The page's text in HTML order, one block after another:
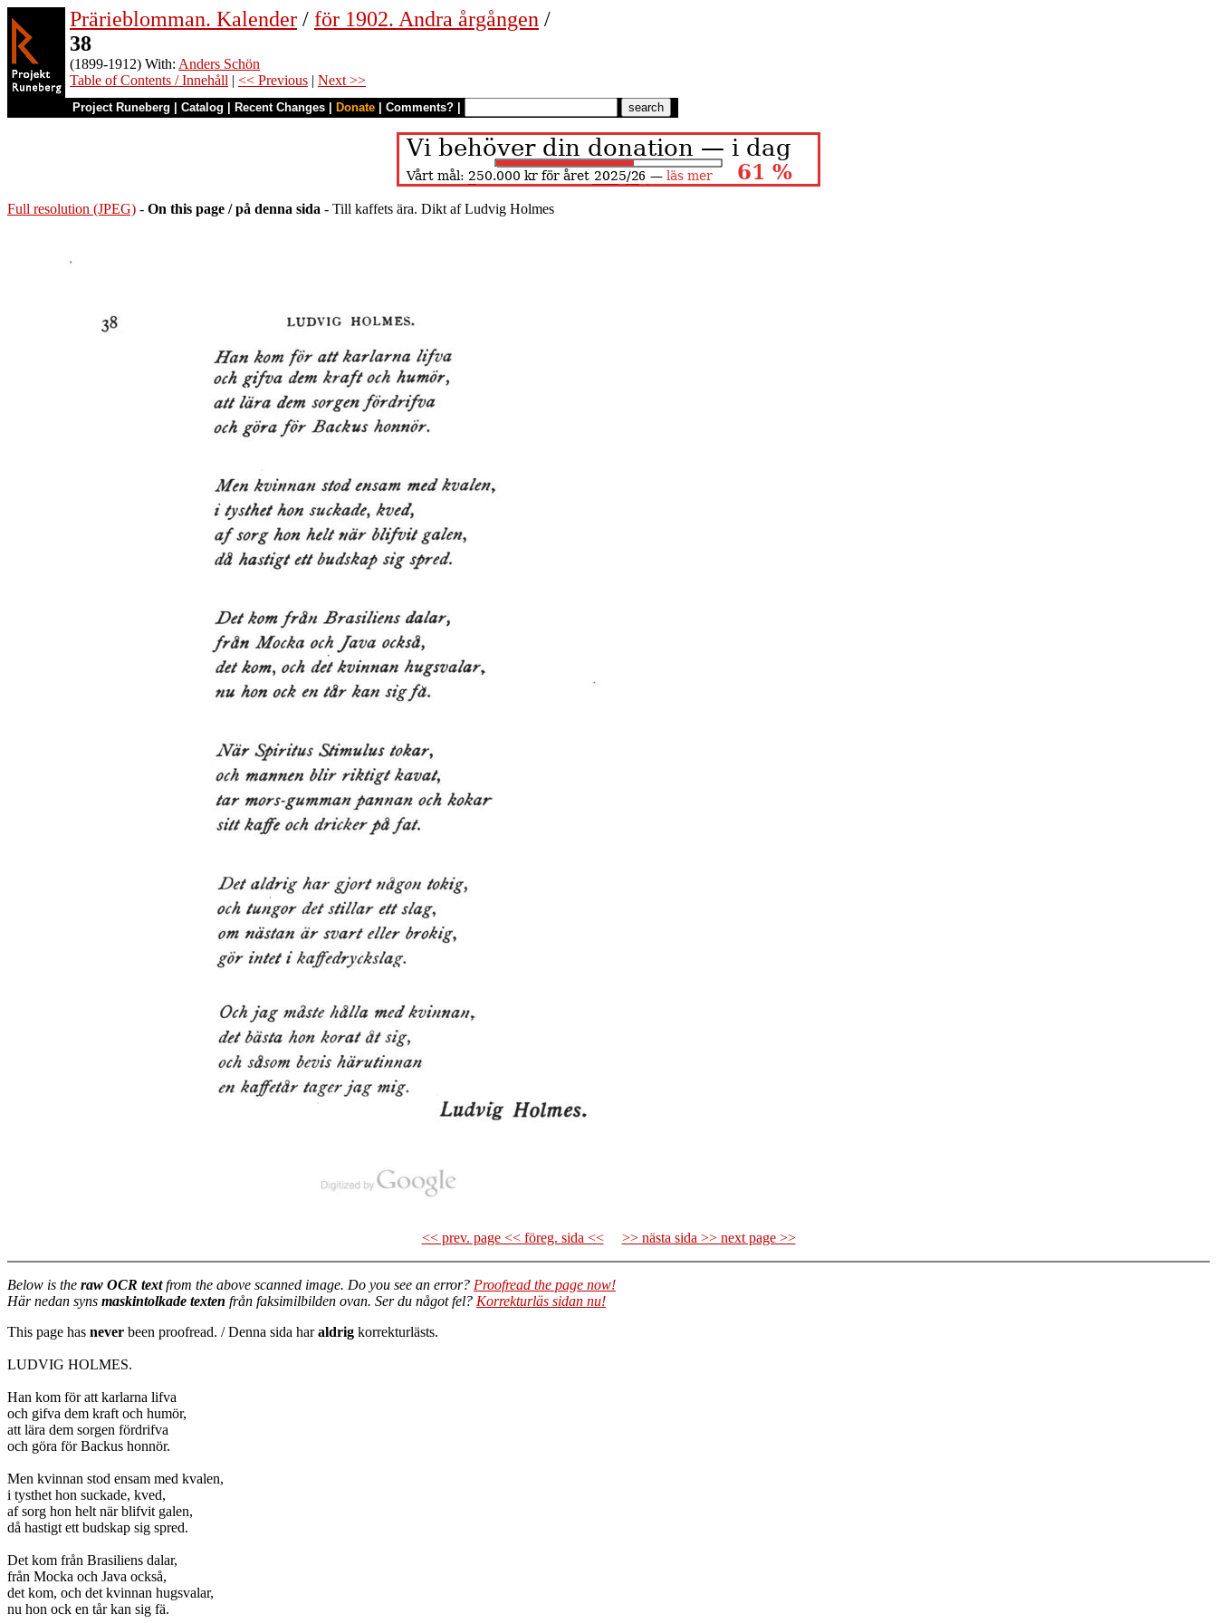
Prärieblomman. Kalender / för 1902. Andra årgången /
38
(1899-1912) With: Anders Schön
Table of Contents / Innehåll | << Previous | Next >>
Project Runeberg Catalog Recent Changes Donate Comments?
Full resolution (JPEG) - On this page / på denna sida - Till kaffets ära. Dikt af Ludvig Holmes
<< prev. page << föreg. sida << >> nästa sida >> next page >>
Below is the raw OCR textfrom the above scanned image. Do you see an error? Proofread the page now!
Här nedan syns maskintolkade texten från faksimilbilden ovan. Ser du något fel? Korrekturläs sidan nu!
This page has never been proofread. / Denna sida haraldrig korrekturlästs.
LUDVIG HOLMES.
Han kom för att karlarna lifva
och gifva dem kraft och humör,
att lära dem sorgen fördrifva
och göra för Backus honnör.
Men kvinnan stod ensam med kvalen,
i tysthet hon suckade, kved,
af sorg hon helt när blifvit galen,
då hastigt ett budskap sig spred.
Det kom från Brasiliens dalar,
från Mocka och Java också,
det kom, och det kvinnan hugsvalar,
nu hon ock en tår kan sig fä.